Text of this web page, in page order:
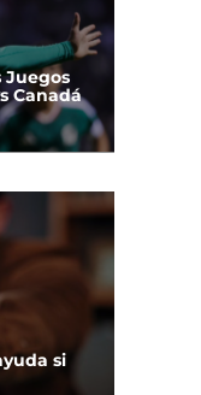
Juegos
Canadá
si